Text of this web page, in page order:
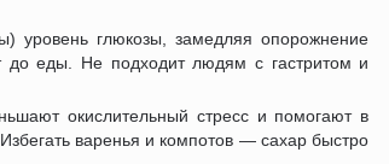
уровень глюкозы, замедляя опорожнение
до еды. Не подходит людям с гастритом и
окислительный стресс и помогают в
варенья и компотов — сахар быстро